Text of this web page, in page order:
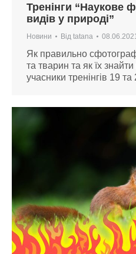
Тренінги “Наукове
видів у природі”
Новини Від tatana 08.06.2021
Як правильно
та тварин та як їх
учасники тренінгів 19